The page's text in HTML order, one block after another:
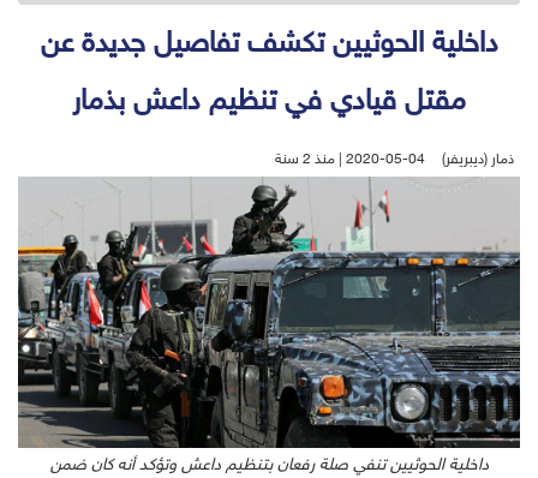
داخلية الحوثيين تكشف تفاصيل جديدة عن
مقتل قيادي في تنظيم داعش بذمار
ذمار (ديبريفر) 2020-05-04 | منذ 2 سنة
داخلية الحوثيين تنفي صلة رفعان بتنظيم داعش وتؤكد أنه كان ضمن